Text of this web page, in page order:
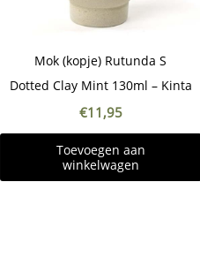
Mok (kopje) Rutunda S
Dotted Clay Mint 130ml – Kinta
€11,95
Toevoegen aan
winkelwagen